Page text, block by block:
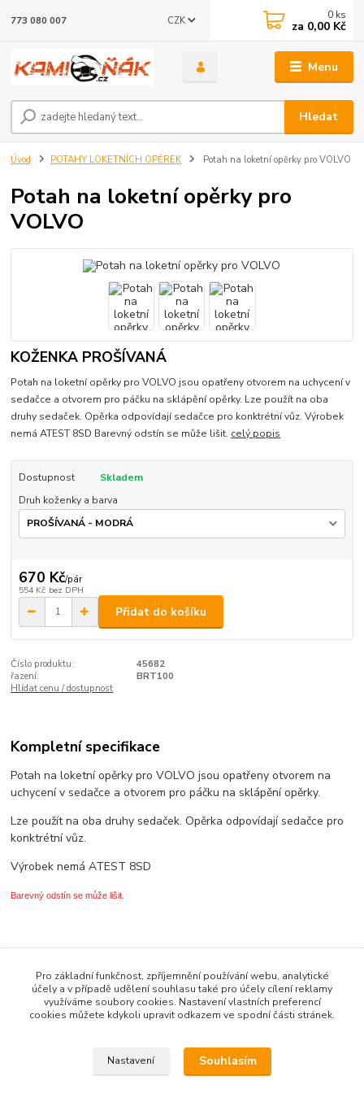
Menu
CZK
Hledat
773 080 007 0 ks
za 0,00 Kč
Úvod POTAHY LOKETNÍCH OPĚREK Potah na loketní opěrky pro VOLVO
Potah na loketní opěrky pro
VOLVO
KOŽENKA PROŠÍVANÁ
Potah na loketní opěrky pro VOLVO jsou opatřeny otvorem na uchycení v
sedačce a otvorem pro páčku na sklápění opěrky. Lze použít na oba
druhy sedaček. Opěrka odpovídají sedačce pro konktrétní vůz. Výrobek
nemá ATEST 8SD Barevný odstín se může lišit. celý popis
Dostupnost
Skladem
Druh koženky a barva
670 Kč/pár
554 Kč bez DPH
Přidat do košíku
Číslo produktu:
45682
řazení:
BRT100
Hlídat cenu / dostupnost
Kompletní specifikace
Potah na loketní opěrky pro VOLVO jsou opatřeny otvorem na
uchycení v sedačce a otvorem pro páčku na sklápění opěrky.
Lze použít na oba druhy sedaček. Opěrka odpovídají sedačce pro
konktrétní vůz.
Výrobek nemá ATEST 8SD
Barevný odstín se může lišit.
* ZBOŽÍ DLE ZNAČKY VOZU *
POTAHY LOKETNÍCH OPĚREK
Pro základní funkčnost, zpříjemnění používání webu, analytické
účely a v případě udělení souhlasu také pro účely cílení reklamy
využíváme soubory cookies. Nastavení vlastních preferencí
cookies můžete kdykoli upravit odkazem ve spodní části stránek.
Nastavení Souhlasím